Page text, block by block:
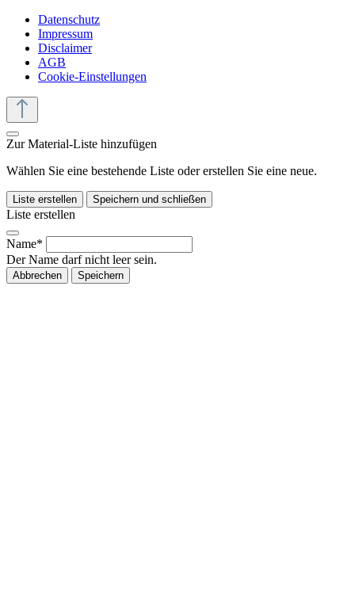
Datenschutz
Impressum
Disclaimer
AGB
Cookie-Einstellungen
Zur Material-Liste hinzufügen
Wählen Sie eine bestehende Liste oder erstellen Sie eine neue.
Liste erstellen Speichern und schließen
Liste erstellen
Name*
Der Name darf nicht leer sein.
Abbrechen Speichern